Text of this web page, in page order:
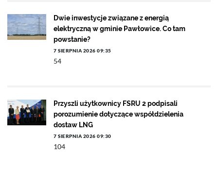
Dwie inwestycje związane z energią
elektryczną w gminie Pawłowice. Co tam
powstanie?
7 SIERPNIA 2026 09:35
54
Przyszli użytkownicy FSRU 2 podpisali
porozumienie dotyczące współdzielenia
dostaw LNG
7 SIERPNIA 2026 09:30
104